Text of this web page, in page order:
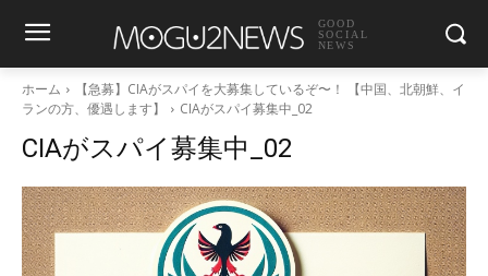
GOOD
SOCIAL
NEWS
ホーム
【急募】CIAがスパイを大募集しているぞ〜！ 【中国、北朝鮮、イ
ランの方、優遇します】
CIAがスパイ募集中_02
CIAがスパイ募集中_02